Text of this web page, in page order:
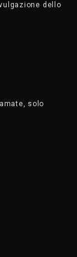
dello
solo